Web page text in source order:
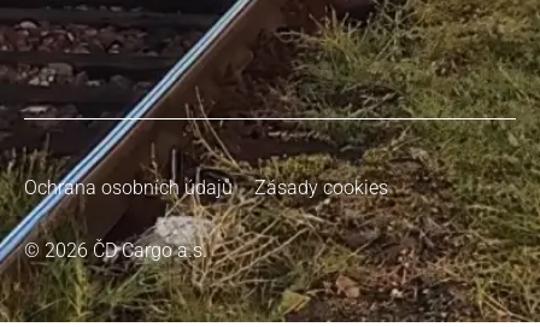
© 2026 ČD Cargo a.s.
Ochrana osobních údajů Zásady cookies